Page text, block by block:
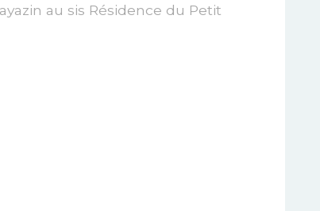
au sis Résidence du Petit